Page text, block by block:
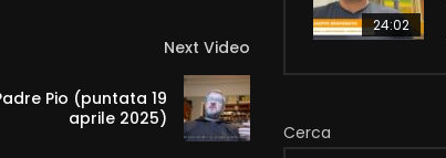
Next Video
Pio (puntata 19
aprile 2025)
24:02
Cerca